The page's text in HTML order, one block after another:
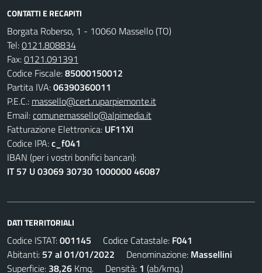
CONTATTI E RECAPITI
Borgata Roberso, 1 - 10060 Massello (TO)
Tel:0121.808834
Fax:0121.091391
Codice Fiscale:85000150012
Partita IVA:06390360011
P.E.C.: massello@cert.ruparpiemonte.it
Email:comunemassello@alpimedia.it
Fatturazione Elettronica: UF11XI
Codice IPA:c_f041
IBAN (per i vostri bonifici bancari):
IT 57 U 03069 30730 1000000 46087
DATI TERRITORIALI
Codice ISTAT:001145 Codice Catastale: F041
Abitanti: 57 al 01/01/2022 Denominazione: Massellini
Superficie: 38,26 Kmq. Densità: 1 (ab/kmq.)